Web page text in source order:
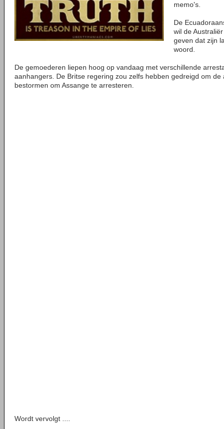
memo's.
De
wil de
geven dat zijn
woord.
De gemoederen liepen hoog op vandaag met verschillende
aanhangers. De Britse regering zou zelfs hebben gedreigd om
bestormen om Assange te arresteren.
Wordt vervolgt ....